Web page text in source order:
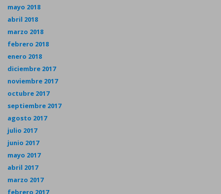
mayo 2018
abril 2018
marzo 2018
febrero 2018
enero 2018
diciembre 2017
noviembre 2017
octubre 2017
septiembre 2017
agosto 2017
julio 2017
junio 2017
mayo 2017
abril 2017
marzo 2017
febrero 2017